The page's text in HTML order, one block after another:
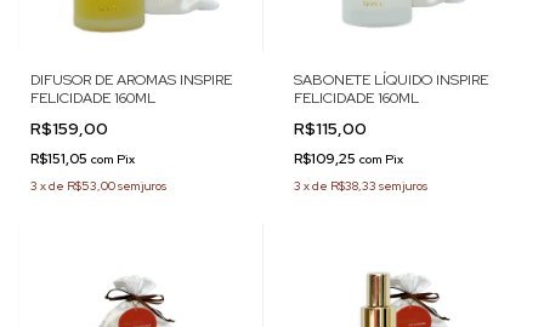
DIFUSOR DE AROMAS INSPIRE
FELICIDADE 160ML
R$159,00
R$151,05 com Pix
3 xde R$53,00sem juros
SABONETE LÍQUIDO INSPIRE
FELICIDADE 160ML
R$115,00
R$109,25 com Pix
3 xde R$38,33 sem juros